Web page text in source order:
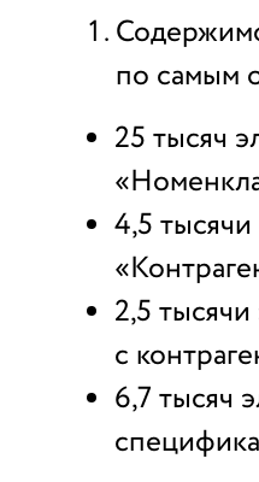
по самым
25 тысяч
4,5
2,5
с
6,7 тысяч